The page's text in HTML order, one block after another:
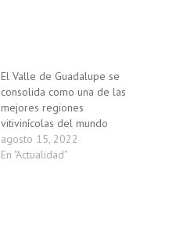
El Valle de Guadalupe se
consolida como una de las
mejores regiones
vitivinícolas del mundo
agosto 15, 2022
En "Actualidad"